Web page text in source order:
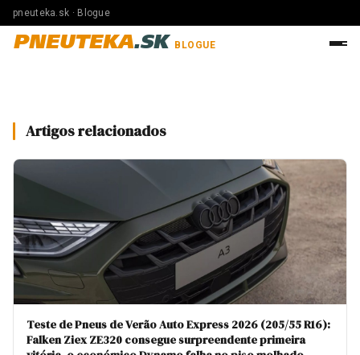
pneuteka.sk · Blogue
PNEUTEKA.SK BLOGUE
Artigos relacionados
Teste de Pneus de Verão Auto Express 2026 (205/55 R16):
Falken Ziex ZE320 consegue surpreendente primeira